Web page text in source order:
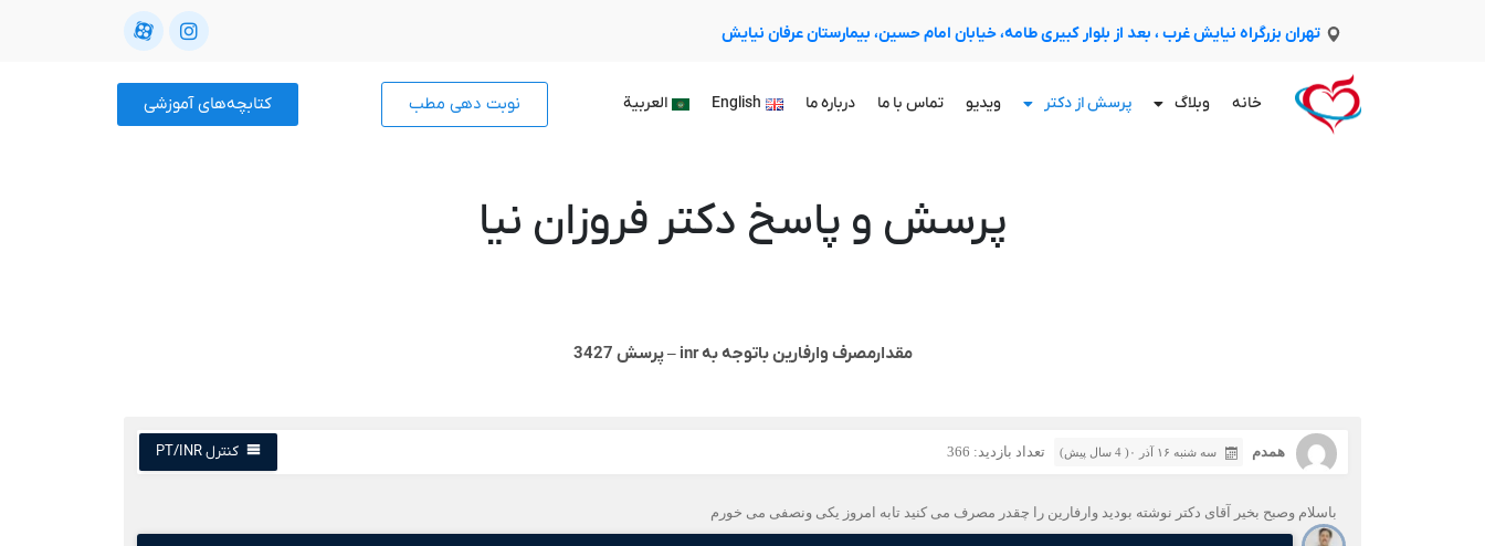
تهران بزرگراه نیایش غرب ، بعد از بلوار کبیری طامه، خیابان امام حسین، بیمارستان عرفان نیایش
خانه وبلاگ پرسش از دکتر ویدیو تماس با ما درباره ما English العربية نوبت دهی مطب کتابچه‌های آموزشی
پرسش و پاسخ دکتر فروزان نیا
مقدارمصرف وارفارین باتوجه به inr – پرسش 3427
همدم سه شنبه ۱۶ آذر ۰( 4 سال پیش) تعداد بازدید: 366 کنترل PT/INR
باسلام وصبح بخیر آقای دکتر نوشته بودید وارفارین را چقدر مصرف می کنید تابه امروز یکی ونصفی می خورم